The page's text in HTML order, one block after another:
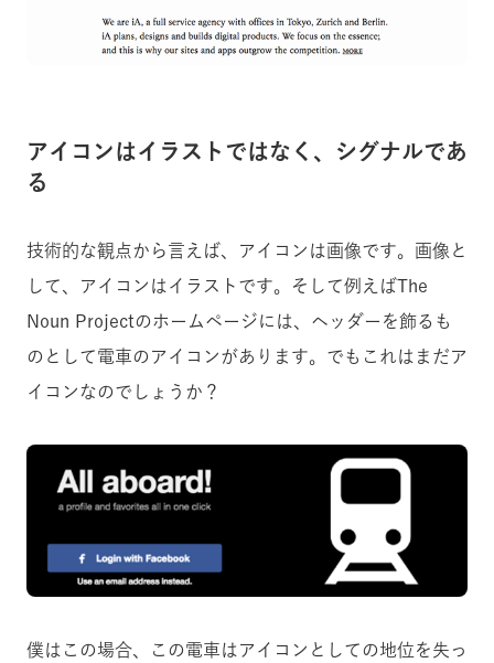
アイコンはイラストではなく、シグナルであ
る
技術的な観点から言えば、アイコンは画像です。画像と
して、アイコンはイラストです。そして例えばThe
Noun Projectのホームページには、ヘッダーを飾るも
のとして電車のアイコンがあります。でもこれはまだア
イコンなのでしょうか？
僕はこの場合、この電車はアイコンとしての地位を失っ